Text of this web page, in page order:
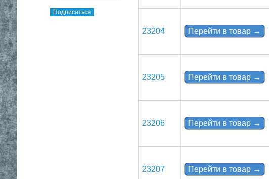
Подписаться
23204 Перейти в товар →
23205 Перейти в товар →
23206 Перейти в товар →
23207 Перейти в товар →